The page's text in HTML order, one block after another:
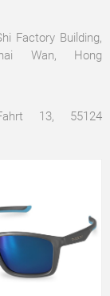
Factory Building,
Wan, Hong
13, 55124